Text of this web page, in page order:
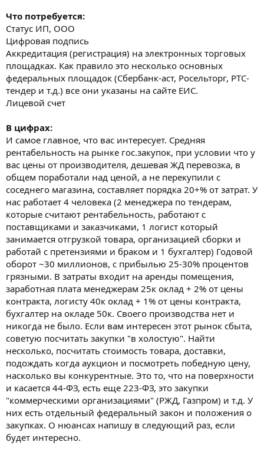
Что потребуется:
Статус ИП, ООО
Цифровая подпись
Аккредитация (регистрация) на электронных торговых
площадках. Как правило это несколько основных
федеральных площадок (Сбербанк-аст, Росельторг, РТС-
тендер и т.д.) все они указаны на сайте ЕИС.
Лицевой счет
В цифрах:
И самое главное, что вас интересует. Средняя
рентабельность на рынке гос.закупок, при условии что у
вас цены от производителя, дешевая ЖД перевозка, в
общем поработали над ценой, а не перекупили с
соседнего магазина, составляет порядка 20+% от затрат. У
нас работает 4 человека (2 менеджера по тендерам,
которые считают рентабельность, работают с
поставщиками и заказчиками, 1 логист который
занимается отгрузкой товара, организацией сборки и
работай с претензиями и браком и 1 бухгалтер) Годовой
оборот ~30 миллионов, с прибылью 25-30% процентов
грязными. В затраты входит на аренды помещения,
заработная плата менеджерам 25к оклад + 2% от цены
контракта, логисту 40к оклад + 1% от цены контракта,
бухгалтер на окладе 50к. Своего производства нет и
никогда не было. Если вам интересен этот рынок сбыта,
советую посчитать закупки "в холостую". Найти
несколько, посчитать стоимость товара, доставки,
подождать когда аукцион и посмотреть победную цену,
насколько вы конкурентные. Это то, что на поверхности
и касается 44-ФЗ, есть еще 223-ФЗ, это закупки
"коммерческими организациями" (РЖД, Газпром) и т.д. У
них есть отдельный федеральный закон и положения о
закупках. О нюансах напишу в следующий раз, если
будет интересно.